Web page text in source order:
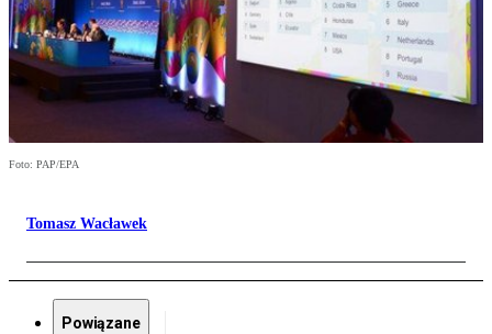
Foto: PAP/EPA
Tomasz Wacławek
Powiązane